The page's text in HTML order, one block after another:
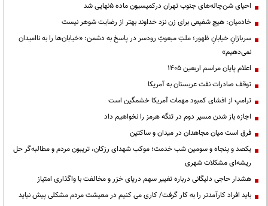
احیای شن‌چاله‌های جنوب تهران درکمیسیون ماده ۵نهایی شد
خادمیان: هیچ شفیعی برای زن نزد خداوند بهتر از رضایت شوهر نیست
سربازانِ خیابانِ ظهور؛ ملتِ مبعوثِ رودسر در پاسخ به دشمن: «خیابان‌ها را به ناامیدان
نمی‌دهیم»
اعلام پایان مراسم اربعین ۱۴۰۵
توقف صادرات نفت عربستان به آمریکا
ترامپ از افشای کمبود مهمات آمریکا خشمگین است
اجازه باز شدن مسیر دوم در تنگه هرمز را نخواهیم داد
فرق است میان مجاهدان در میدان و ساکتین
یکصد و پنجاه و سومین شب خدمت؛ موکب شهدای رزکان، تریبون مردم و مطالبه‌گر حل
ریشه‌ای مشکلات شهری
هشدار حاجی دلیگانی درباره تغییر سهم دریای خزر و مخالفت با واگذاری امتیاز
باید افراد کارآمدتر را به کار گرفت/ کاری می کنیم در معیشت مردم مشکلی پیش نیاید